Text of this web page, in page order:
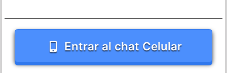
Entrar al chat Celular